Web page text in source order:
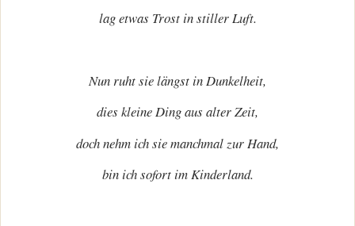
lag etwas Trost in stiller Luft.
Nun ruht sie längst in Dunkelheit,
dies kleine Ding aus alter Zeit,
doch nehm ich sie manchmal zur Hand,
bin ich sofort im Kinderland.